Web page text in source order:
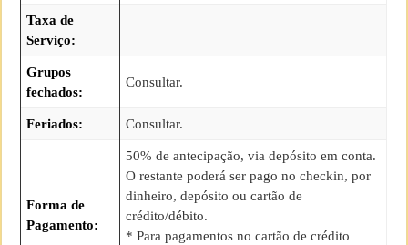
Taxa de
Serviço:
Grupos
fechados:
Consultar.
Feriados: Consultar.
Forma de
Pagamento:
50% de antecipação, via depósito em conta.
O restante poderá ser pago no checkin, por
dinheiro, depósito ou cartão de
crédito/débito.
* Para pagamentos no cartão de crédito